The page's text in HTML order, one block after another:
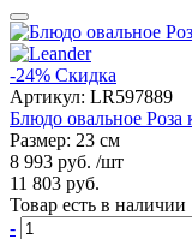
-24% Скидка
Артикул: LR597889
Блюдо овальное Роза
Размер: 23 см
8 993 руб. /шт
11 803 руб.
Товар есть в наличии
-